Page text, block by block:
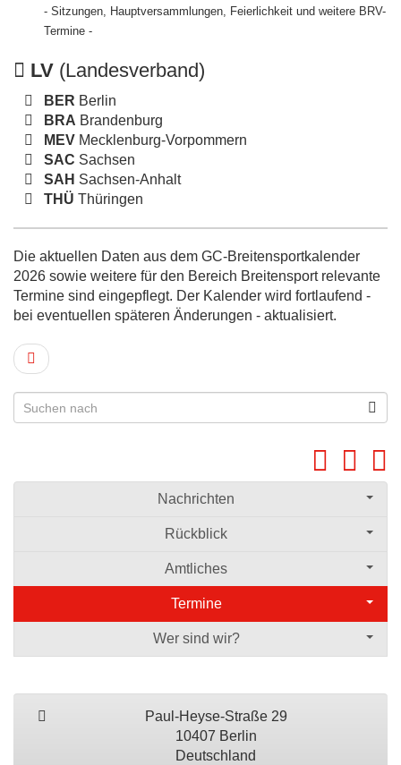
- Sitzungen, Hauptversammlungen, Feierlichkeit und weitere BRV-
Termine -
LV (Landesverband)
BER Berlin
BRA Brandenburg
MEV Mecklenburg-Vorpommern
SAC Sachsen
SAH Sachsen-Anhalt
THÜ Thüringen
Die aktuellen Daten aus dem GC-Breitensportkalender
2026 sowie weitere für den Bereich Breitensport relevante
Termine sind eingepflegt. Der Kalender wird fortlaufend -
bei eventuellen späteren Änderungen - aktualisiert.
Nachrichten
Rückblick
Amtliches
Termine
Wer sind wir?
Paul-Heyse-Straße 29
10407 Berlin
Deutschland